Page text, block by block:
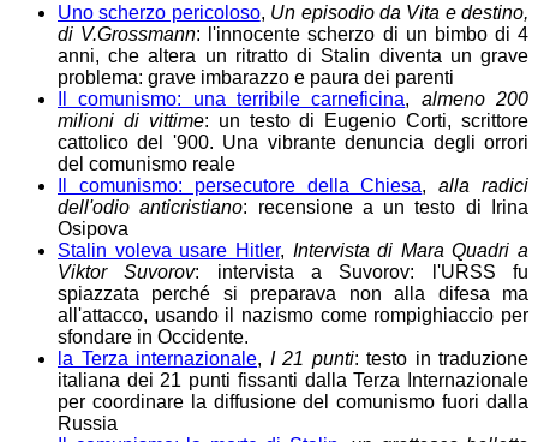
Uno scherzo pericoloso, Un episodio da Vita e destino,
di V.Grossmann: l'innocente scherzo di un bimbo di 4
anni, che altera un ritratto di Stalin diventa un grave
problema: grave imbarazzo e paura dei parenti
Il comunismo: una terribile carneficina, almeno 200
milioni di vittime: un testo di Eugenio Corti, scrittore
cattolico del '900. Una vibrante denuncia degli orrori
del comunismo reale
Il comunismo: persecutore della Chiesa,alla radici
dell'odio anticristiano: recensione a un testo di Irina
Osipova
Stalin voleva usare Hitler, Intervista di Mara Quadri a
Viktor Suvorov: intervista a Suvorov: l'URSS fu
spiazzata perché si preparava non alla difesa ma
all'attacco, usando il nazismo come rompighiaccio per
sfondare in Occidente.
la Terza internazionale, I 21 punti: testo in traduzione
italiana dei 21 punti fissanti dalla Terza Internazionale
per coordinare la diffusione del comunismo fuori dalla
Russia